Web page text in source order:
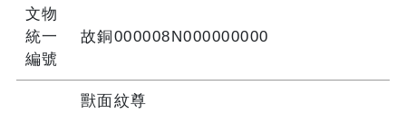
文物
統一
編號
故銅000008N000000000
獸面紋尊